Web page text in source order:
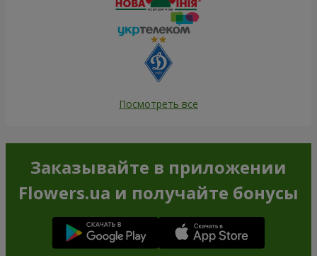
Посмотреть все
Заказывайте в приложении
Flowers.ua и получайте бонусы